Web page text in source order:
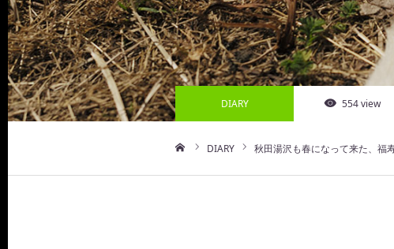
DIARY 554 view
DIARY 秋田湯沢も春になって来た、福